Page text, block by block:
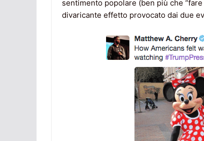
sentimento popolare (ben più che
divaricante effetto provocato dai due